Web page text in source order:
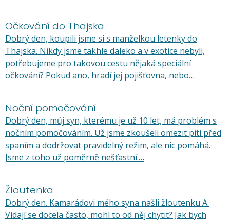
Očkování do Thajska
Dobrý den, koupili jsme si s manželkou letenky do
Thajska. Nikdy jsme takhle daleko a v exotice nebyli,
potřebujeme pro takovou cestu nějaká speciální
očkování? Pokud ano, hradí jej pojišťovna, nebo…
Noční pomočování
Dobrý den, můj syn, kterému je už 10 let, má problém s
nočním pomočováním. Už jsme zkoušeli omezit pití před
spaním a dodržovat pravidelný režim, ale nic pomáhá.
Jsme z toho už poměrně nešťastní.…
Žloutenka
Dobrý den. Kamarádovi mého syna našli žloutenku A.
Vídají se docela často, mohl to od něj chytit? Jak bych